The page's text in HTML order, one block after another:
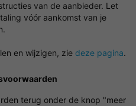
van de aanbieder. Let
vóór aankomst van je
en wijzigen, zie deze pagina.
terug onder de knop "meer